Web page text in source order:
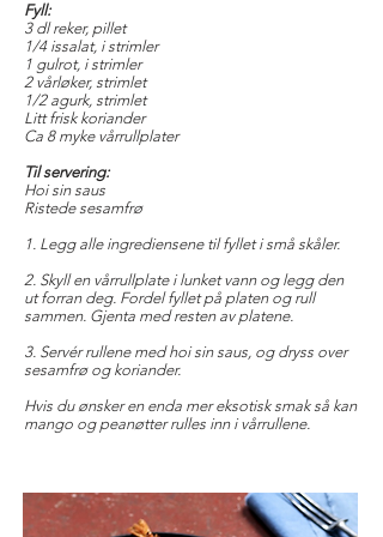
Fyll:
3 dl reker, pillet
1/4 issalat, i strimler
1 gulrot, i strimler
2 vårløker, strimlet
1/2 agurk, strimlet
Litt frisk koriander
Ca 8 myke vårrullplater
Til servering:
Hoi sin saus
Ristede sesamfrø
1. Legg alle ingrediensene til fyllet i små skåler.
2. Skyll en vårrullplate i lunket vann og legg den
ut forran deg. Fordel fyllet på platen og rull
sammen. Gjenta med resten av platene.
3. Servér rullene med hoi sin saus, og dryss over
sesamfrø og koriander.
Hvis du ønsker en enda mer eksotisk smak så kan
mango og peanøtter rulles inn i vårrullene.